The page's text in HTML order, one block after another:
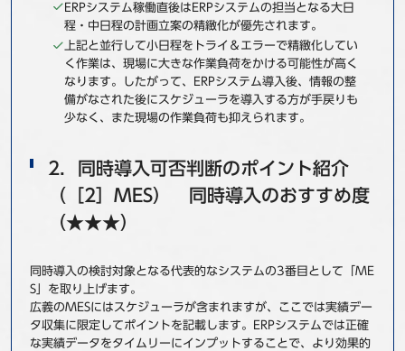
ERPシステム稼働直後はERPシステムの担当となる大日
程・中日程の計画立案の精緻化が優先されます。
上記と並行して小日程をトライ＆エラーで精緻化してい
く作業は、現場に大きな作業負荷をかける可能性が高く
なります。したがって、ERPシステム導入後、情報の整
備がなされた後にスケジューラを導入する方が手戻りも
少なく、また現場の作業負荷も抑えられます。
2．同時導入可否判断のポイント紹介
（［2］MES） 同時導入のおすすめ度
（★★★）
同時導入の検討対象となる代表的なシステムの3番目として「ME
S」を取り上げます。
広義のMESにはスケジューラが含まれますが、ここでは実績デー
タ収集に限定してポイントを記載します。ERPシステムでは正確
な実績データをタイムリーにインプットすることで、より効果的